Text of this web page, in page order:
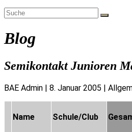
Blog
Semikontakt Junioren
BAE Admin | 8. Januar 2005 |
Name Schule/Club